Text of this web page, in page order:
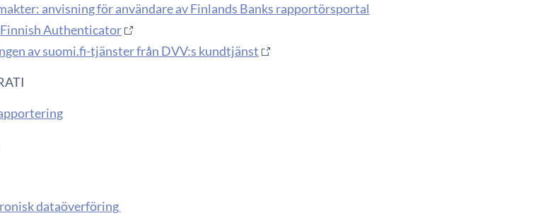
anvisning för användare av Finlands Banks rapportörsportal
Authenticator
av suomi.fi-tjänster från DVV:s kundtjänst
dataöverföring